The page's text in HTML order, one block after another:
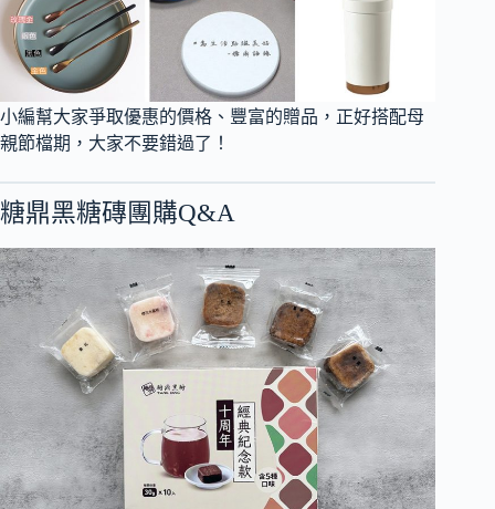
小編幫大家爭取優惠的價格、豐富的贈品，正好搭配母
親節檔期，大家不要錯過了！
糖鼎黑糖磚團購Q&A